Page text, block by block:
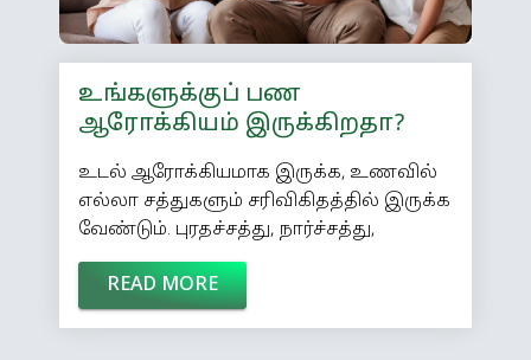
உங்களுக்குப் பண
ஆரோக்கியம் இருக்கிறதா?
உடல் ஆரோக்கியமாக இருக்க, உணவில்
எல்லா சத்துகளும் சரிவிகிதத்தில் இருக்க
வேண்டும். புரதச்சத்து, நார்ச்சத்து,
மாவுச்சத்து, கொழுப்பு என எல்லாமே
அளவான விகிதத்தில் இருப்பது அவசியம்.
நமது சேமிப்பும் முதலீடும் இப்படி
READ MORE